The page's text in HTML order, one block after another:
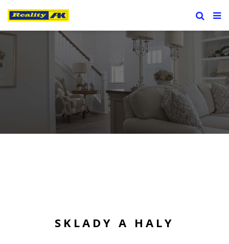
SKLADY A HALY